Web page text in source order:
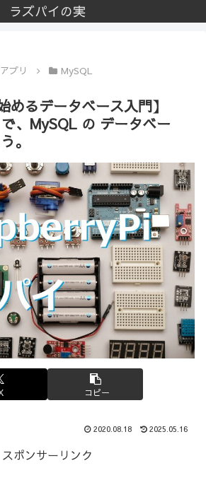
ラズパイの実
プリ MySQL
めるデータベース入門】
、MySQL の データベー
。
コピー
2020.08.18 2025.05.16
スポンサーリンク